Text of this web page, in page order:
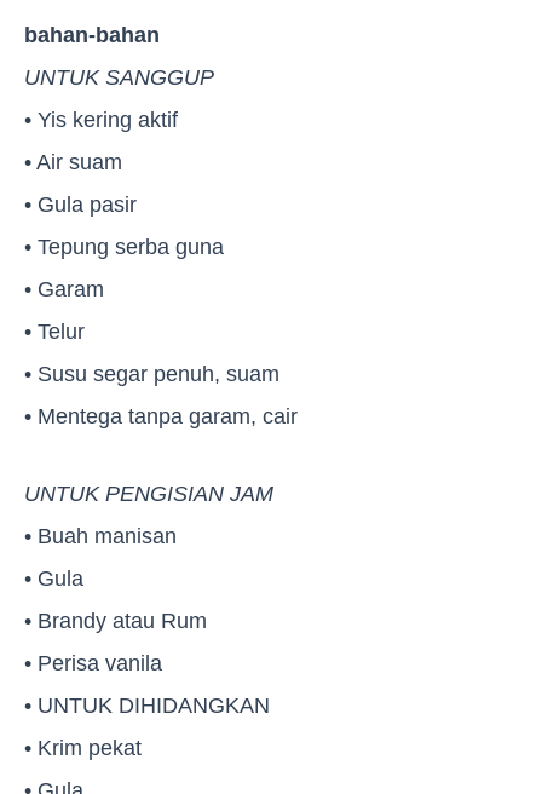
bahan-bahan
UNTUK SANGGUP
• Yis kering aktif
• Air suam
• Gula pasir
• Tepung serba guna
• Garam
• Telur
• Susu segar penuh, suam
• Mentega tanpa garam, cair
UNTUK PENGISIAN JAM
• Buah manisan
• Gula
• Brandy atau Rum
• Perisa vanila
• UNTUK DIHIDANGKAN
• Krim pekat